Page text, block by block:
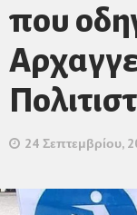
που
24 Σεπτεμβρίου,